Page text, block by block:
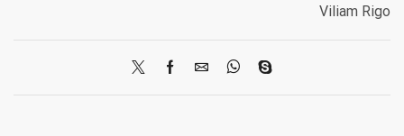
Viliam Rigo